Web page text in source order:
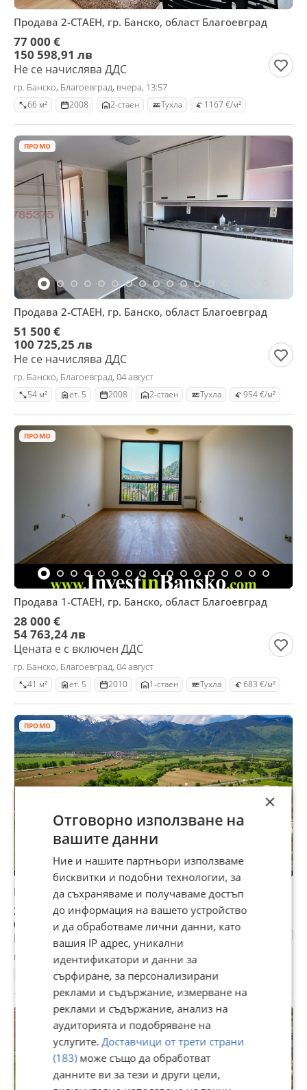
Продава 2-СТАЕН, гр. Банско, област Благоевград
77 000 €
150 598,91 лв
Не се начислява ДДС
гр. Банско, Благоевград, вчера, 13:57
66 м² 2008 2-стаен Тухла 1167 €/м²
ПРОМО
Продава 2-СТАЕН, гр. Банско, област Благоевград
51 500 €
100 725,25 лв
Не се начислява ДДС
гр. Банско, Благоевград, 04 август
54 м² ет. 5 2008 2-стаен Тухла 954 €/м²
ПРОМО
Продава 1-СТАЕН, гр. Банско, област Благоевград
28 000 €
54 763,24 лв
Цената е с включен ДДС
гр. Банско, Благоевград, 04 август
41 м² ет. 5 2010 1-стаен Тухла 683 €/м²
ПРОМО
Продава 1-СТАЕН, гр. Банско, област Благоевград
31 000 €
60 630,73 лв
Не се начислява ДДС
гр. Банско, Благоевград, 04 август
ет. 3 2010 1-стаен Тухла
×
Отговорно използване на
вашите данни
Ние и нашите партньори използваме
бисквитки и подобни технологии, за
да съхраняваме и получаваме достъп
до информация на вашето устройство
и да обработваме лични данни, като
вашия IP адрес, уникални
идентификатори и данни за
сърфиране, за персонализирани
реклами и съдържание, измерване на
реклами и съдържание, анализ на
аудиторията и подобряване на
услугите.Доставчици от трети страни
(183)може също да обработват
данните ви за тези и други цели,